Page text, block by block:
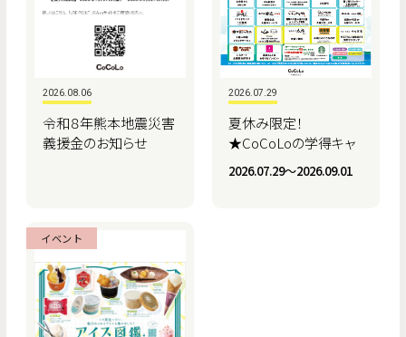
2026.08.06
令和８年熊本地震災害
義援金のお知らせ
2026.07.29
夏休み限定！
★CoCoLoの学得キャ
ンペーン★
2026.07.29〜2026.09.01
イベント